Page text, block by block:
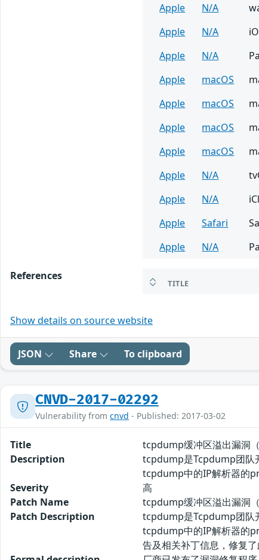
Apple N/A
Apple
N/A
Apple
N/A
Apple
macOS
Apple
macOS
Apple
macOS
Apple
macOS
Apple
N/A
Apple
N/A
Apple
Safari
Apple
N/A
References
TITLE
Show details on source website
JSON Share To clipboard
CNVD-2017-02292
Vulnerability from cnvd - Published: 2017-03-02
Title
tcpdump缓冲区溢出漏洞（
Description
tcpdump是Tcpdump团队
tcpdump中的IP解析器的
Severity
高
Patch Name
tcpdump缓冲区溢出漏洞
Patch Description
tcpdump是Tcpdump团队
tcpdump中的IP解析器的
告及相关补丁信息，修复了